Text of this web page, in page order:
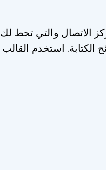
الاتصال والتي تحط لك
الكتابة. استخدم القالب